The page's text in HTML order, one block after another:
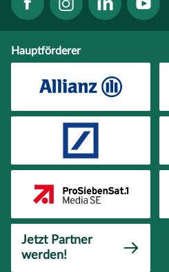
Hauptförderer
Jetzt Partner
werden!